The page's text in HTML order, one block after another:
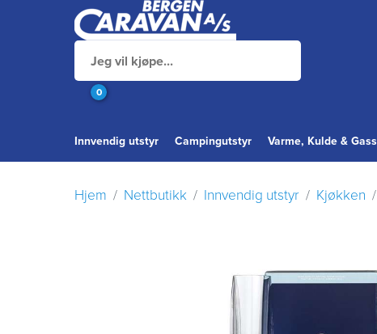
0
Innvendig utstyr Campingutstyr Varme, Kulde & Gass
Hjem Nettbutikk Innvendig utstyr Kjøkken